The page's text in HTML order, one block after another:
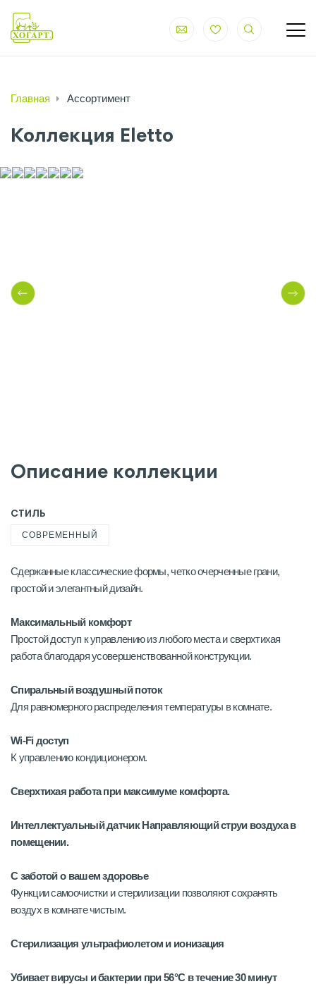
Главная Ассортимент
Коллекция Eletto
Описание коллекции
СТИЛЬ
СОВРЕМЕННЫЙ
Cдержанные классические формы, четко очерченные грани,
простой и элегантный дизайн.
Максимальный комфорт
Простой доступ к управлению из любого места и сверхтихая
работа благодаря усовершенствованной конструкции.
Спиральный воздушный поток
Для равномерного распределения температуры в комнате.
Wi-Fi доступ
К управлению кондиционером.
Сверхтихая работа при максимуме комфорта.
Интеллектуальный датчик Направляющий струи воздуха в
помещении.
С заботой о вашем здоровье
Функции самоочистки и стерилизации позволяют сохранять
воздух в комнате чистым.
Стерилизация ультрафиолетом и ионизация
Убивает вирусы и бактерии при 56°C в течение 30 минут